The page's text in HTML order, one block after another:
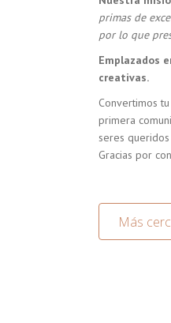
primas de
por lo que
Emplazados
creativas.
Convertimos
primera
seres
Gracias por
Más